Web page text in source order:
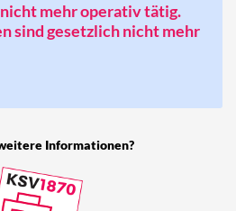
mehr operativ tätig.
sind gesetzlich nicht mehr
Informationen?